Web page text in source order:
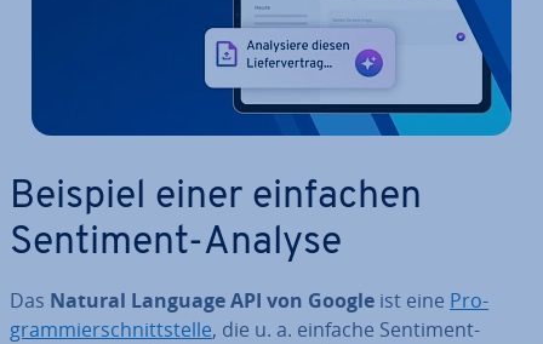
Beispiel einer einfachen
Sentiment-Analyse
Das Natural Language API von Google ist eine Pro­
gram­mier­schnitt­stel­le, die u. a. einfache Sentiment-